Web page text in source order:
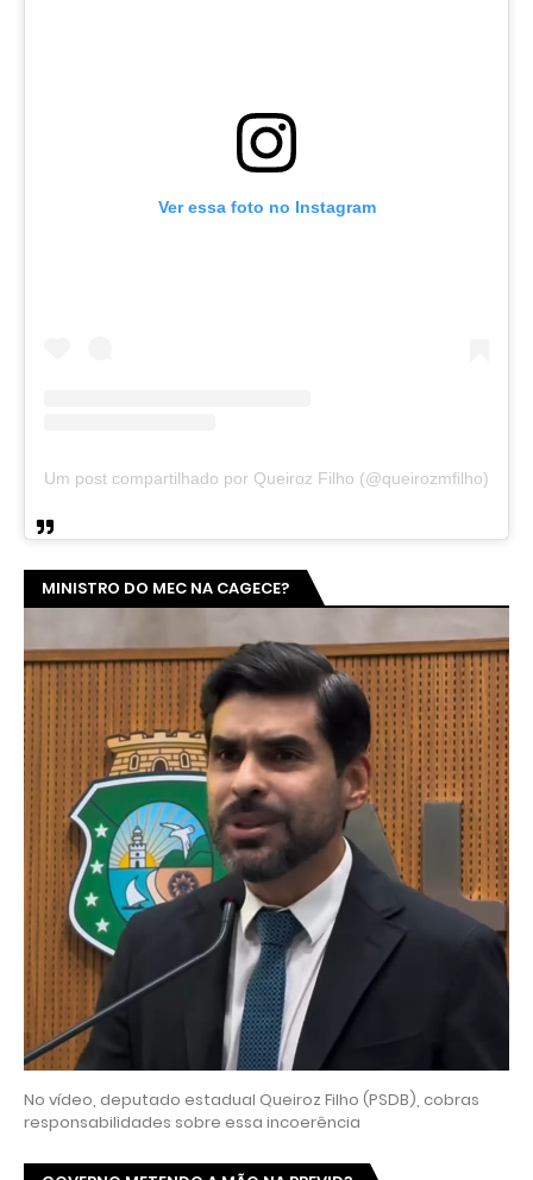
Ver essa foto no Instagram
Um post compartilhado por Queiroz Filho (@queirozmfilho)
MINISTRO DO MEC NA CAGECE?
No vídeo, deputado estadual Queiroz Filho (PSDB), cobras
responsabilidades sobre essa incoerência